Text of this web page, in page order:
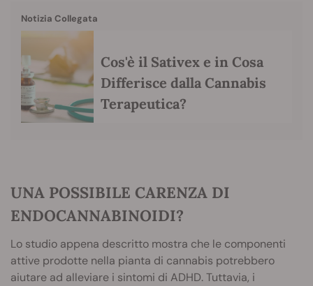
Notizia Collegata
Cos'è il Sativex e in Cosa
Differisce dalla Cannabis
Terapeutica?
UNA POSSIBILE CARENZA DI
ENDOCANNABINOIDI?
Lo studio appena descritto mostra che le componenti
attive prodotte nella pianta di cannabis potrebbero
aiutare ad alleviare i sintomi di ADHD. Tuttavia, i